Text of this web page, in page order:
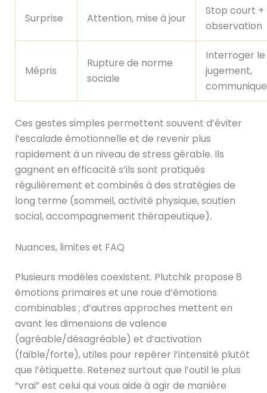
Surprise Attention, mise à jour
Stop court +
observation
Mépris
Rupture de norme
sociale
Interroger le
jugement,
Ces gestes simples permettent souvent d’éviter
l’escalade émotionnelle et de revenir plus
rapidement à un niveau de stress gérable. Ils
gagnent en efficacité s’ils sont pratiqués
régulièrement et combinés à des stratégies de
long terme (sommeil, activité physique, soutien
social, accompagnement thérapeutique).
Nuances, limites et FAQ
Plusieurs modèles coexistent. Plutchik propose 8
émotions primaires et une roue d’émotions
combinables ; d’autres approches mettent en
avant les dimensions de valence
(agréable/désagréable) et d’activation
(faible/forte), utiles pour repérer l’intensité plutôt
que l’étiquette. Retenez surtout que l’outil le plus
“vrai” est celui qui vous aide à agir de manière